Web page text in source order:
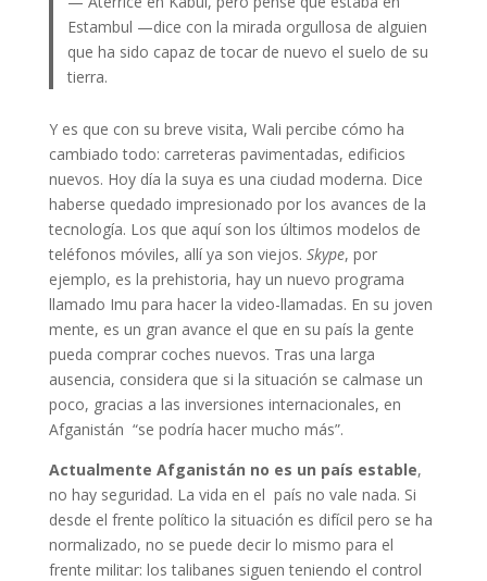
Estambul —dice con la mirada orgullosa de alguien
que ha sido capaz de tocar de nuevo el suelo de su
tierra.
Y es que con su breve visita, Wali percibe cómo ha
cambiado todo: carreteras pavimentadas, edificios
nuevos. Hoy día la suya es una ciudad moderna. Dice
haberse quedado impresionado por los avances de la
tecnología. Los que aquí son los últimos modelos de
teléfonos móviles, allí ya son viejos. Skype, por
ejemplo, es la prehistoria, hay un nuevo programa
llamado Imu para hacer la video-llamadas. En su joven
mente, es un gran avance el que en su país la gente
pueda comprar coches nuevos. Tras una larga
ausencia, considera que si la situación se calmase un
poco, gracias a las inversiones internacionales, en
Afganistán “se podría hacer mucho más”.
Actualmente Afganistán no es un país estable,
no hay seguridad. La vida en el país no vale nada. Si
desde el frente político la situación es difícil pero se ha
normalizado, no se puede decir lo mismo para el
frente militar: los talibanes siguen teniendo el control